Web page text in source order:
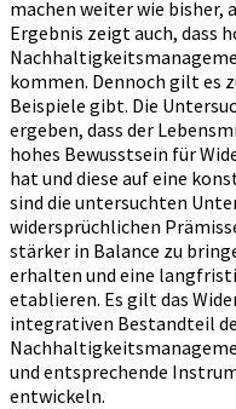
machen weiter wie bisher,
Ergebnis zeigt auch, dass
kommen. Dennoch gilt es
Beispiele gibt. Die
ergeben, dass der
hohes Bewusstsein für
hat und diese auf eine
sind die untersuchten
widersprüchlichen
stärker in Balance zu
erhalten und eine
etablieren. Es gilt das
integrativen Bestandteil
und entsprechende
entwickeln.